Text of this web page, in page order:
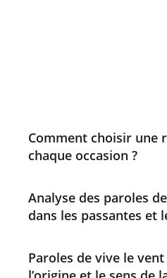
Comment choisir une
chaque occasion ?
Analyse des paroles
dans les passantes et
Paroles de vive le